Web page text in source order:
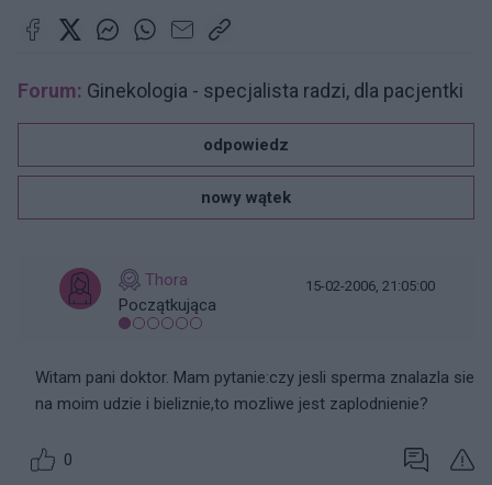
Forum: Ginekologia - specjalista radzi, dla pacjentki
odpowiedz
nowy wątek
Thora
Początkująca
15-02-2006, 21:05:00
Witam pani doktor. Mam pytanie:czy jesli sperma znalazla sie
na moim udzie i bieliznie,to mozliwe jest zaplodnienie?
0